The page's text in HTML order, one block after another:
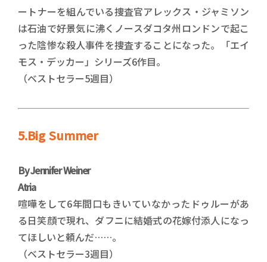
ートナーを組んでいる捜査官アレックス・ジャミソン
は石油で好景気に沸くノースダコタ州ロンドンで起こ
った陰惨な殺人事件を捜査することになった。「エイ
モス・デッカー」シリーズ6作目。
（ベストセラー5週目）
5.Big Summer
By Jennifer Weiner
Atria
喧嘩をして6年間口もきいていなかったドゥルーがあ
る日笑顔で現れ、ダフニに結婚式の花嫁付添人になっ
てほしいと頼んだ……。
（ベストセラー3週目）